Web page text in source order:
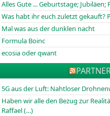
Alles Gute ... Geburtstage; Jubiläen;
Was habt ihr euch zuletzt gekauft?
Mal was aus der dunklen nacht
Formula Boinc
ecosia oder qwant
5G aus der Luft: Nahtloser
Haben wir alle den Bezug zur
Raffael (…)